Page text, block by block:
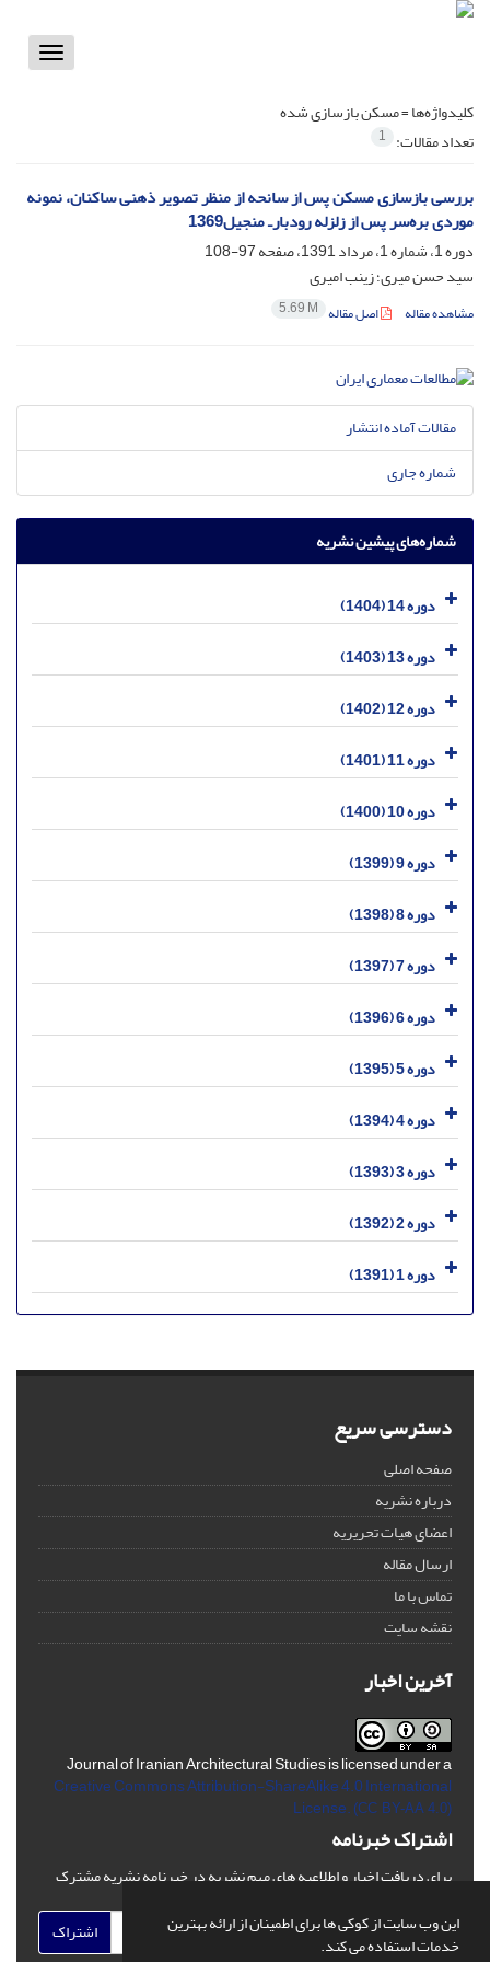
این وب سایت از کوکی ها برای اطمینان از ارائه بهترین
خدمات استفاده می کند.
Toggle
کلیدواژه‌ها =مسکن بازسازی شده
تعداد مقالات: 1
بررسی بازسازی مسکن پس از سانحه از منظر تصویر ذهنی ساکنان، نمونه
موردی بره‌سر پس از زلزله رودبارـ منجیل1369
دوره 1، شماره 1، مرداد 1391، صفحه
97-108
سید حسن میری؛ زینب امیری
مشاهده مقاله اصل مقاله 5.69 M
مقالات آماده انتشار
شماره جاری
شماره‌های پیشین نشریه
دوره 14 (1404)
دوره 13 (1403)
دوره 12 (1402)
دوره 11 (1401)
دوره 10 (1400)
دوره 9 (1399)
دوره 8 (1398)
دوره 7 (1397)
دوره 6 (1396)
دوره 5 (1395)
دوره 4 (1394)
دوره 3 (1393)
دوره 2 (1392)
دوره 1 (1391)
دسترسی سریع
صفحه اصلی
درباره نشریه
اعضای هیات تحریریه
ارسال مقاله
تماس با ما
نقشه سایت
آخرین اخبار
Journal of Iranian Architectural Studies is licensed under a
Creative Commons Attribution-ShareAlike 4.0 International
License. (CC BY-AA 4.0)
اشتراک خبرنامه
برای دریافت اخبار و اطلاعیه های مهم نشریه در خبرنامه نشریه مشترک
اشتراک